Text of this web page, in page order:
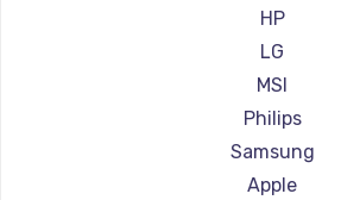
Замена HDMI
Заказать
Ремонт мониторов
Ремонт мониторов
Ремонт мониторов
Ремонт
Ремонт мониторов
Ремонт мониторов
HP
LG
MSI
Philips
Samsung
Apple